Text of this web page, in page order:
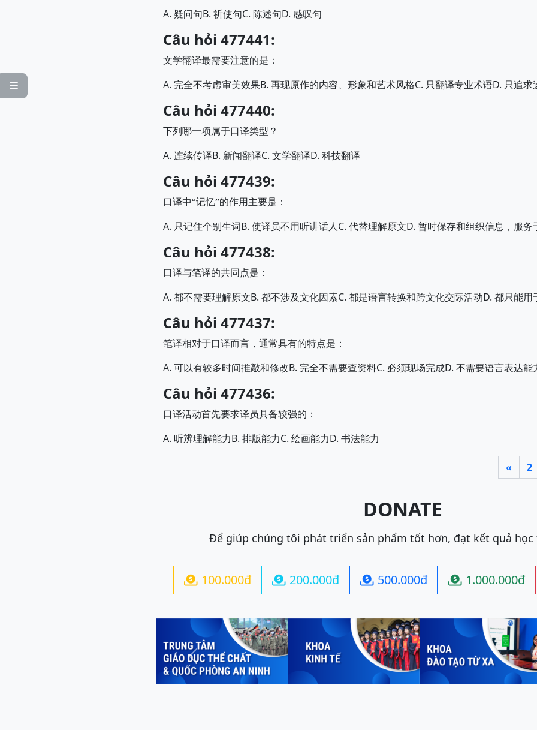

A. 疑问句B. 祈使句C. 陈述句D. 感叹句
Câu hỏi 477441:
文学翻译最需要注意的是：
A. 完全不考虑审美效果B. 再现原作的内容、形象和艺术风格C. 只翻译专业术语D. 只追求
Câu hỏi 477440:
下列哪一项属于口译类型？
A. 连续传译B. 新闻翻译C. 文学翻译D. 科技翻译
Câu hỏi 477439:
口译中“记忆”的作用主要是：
A. 只记住个别生词B. 使译员不用听讲话人 C. 代替理解原文D. 暂时保存和组织信息，服务
Câu hỏi 477438:
口译与笔译的共同点是：
A. 都不需要理解原文B. 都不涉及文化因素C. 都是语言转换和跨文化交际活动D. 都只能用
Câu hỏi 477437:
笔译相对于口译而言，通常具有的特点是：
A. 可以有较多时间推敲和修改B. 完全不需要查资料C. 必须现场完成D. 不需要语言表达能
Câu hỏi 477436:
口译活动首先要求译员具备较强的：
A. 听辨理解能力B. 排版能力C. 绘画能力D. 书法能力
« 2
DONATE
Để giúp chúng tôi phát triển sản phẩm tốt hơn, đạt kết quả học
 100.000đ  200.000đ  500.000đ  1.000.000đ
Previous